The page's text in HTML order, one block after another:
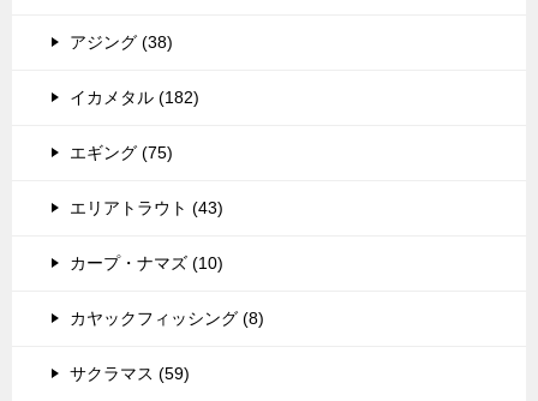
アジング (38)
イカメタル (182)
エギング (75)
エリアトラウト (43)
カープ・ナマズ (10)
カヤックフィッシング (8)
サクラマス (59)